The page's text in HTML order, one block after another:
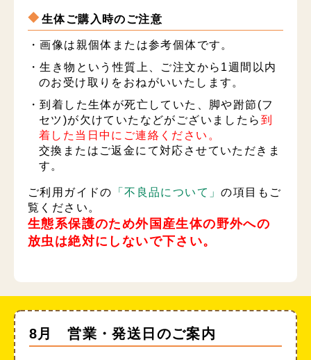
生体ご購入時のご注意
・画像は親個体または参考個体です。
・生き物という性質上、ご注文から1週間以内
のお受け取りをおねがいいたします。
・到着した生体が死亡していた、脚や跗節(フ
セツ)が欠けていたなどがございましたら 到
着した当日中にご連絡ください。
交換またはご返金にて対応させていただきま
す。
ご利用ガイドの 「不良品について」の項目もご
覧ください。
生態系保護のため外国産生体の野外への
放虫は絶対にしないで下さい。
8月 営業・発送日のご案内